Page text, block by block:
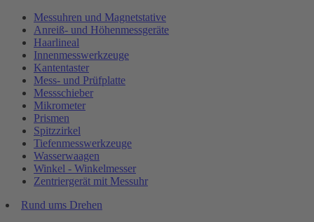
Messuhren und Magnetstative
Anreiß- und Höhenmessgeräte
Haarlineal
Innenmesswerkzeuge
Kantentaster
Mess- und Prüfplatte
Messschieber
Mikrometer
Prismen
Spitzzirkel
Tiefenmesswerkzeuge
Wasserwaagen
Winkel - Winkelmesser
Zentriergerät mit Messuhr
Rund ums Drehen